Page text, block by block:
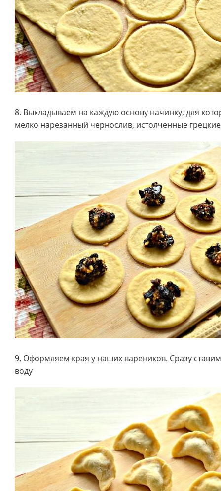
8. Выкладываем на каждую основу начинку, для
мелко нарезанный чернослив, истолченные
9. Оформляем края у наших вареников. Сразу
воду